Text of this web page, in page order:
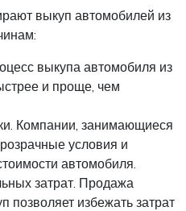
выкуп автомобилей из
выкупа автомобиля из
и проще, чем
Компании, занимающиеся
условия и
автомобиля.
затрат. Продажа
позволяет избежать затрат